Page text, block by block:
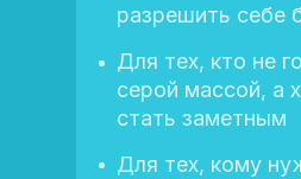
разрешить себе
Для тех, кто не
серой массой, а
стать заметным
Для тех, кому